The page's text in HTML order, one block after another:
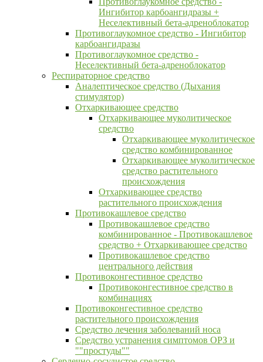
Ингибитор карбоангидразы +
Неселективный бета-адреноблокатор
Противоглаукомное средство - Ингибитор
карбоангидразы
Противоглаукомное средство -
Неселективный бета-адреноблокатор
Респираторное средство
Аналептическое средство (Дыхания
стимулятор)
Отхаркивающее средство
Отхаркивающее муколитическое
средство
Отхаркивающее муколитическое
средство комбинированное
Отхаркивающее муколитическое
средство растительного
происхождения
Отхаркивающее средство
растительного происхождения
Противокашлевое средство
Противокашлевое средство
комбинированное - Противокашлевое
средство + Отхаркивающее средство
Противокашлевое средство
центрального действия
Противоконгестивное средство
Противоконгестивное средство в
комбинациях
Противоконгестивное средство
растительного происхождения
Средство лечения заболеваний носа
Средство устранения симптомов ОРЗ и
""простуды""